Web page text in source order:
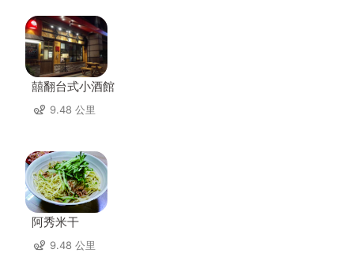
囍翻台式小酒館
9.48 公里
阿秀米干
9.48 公里